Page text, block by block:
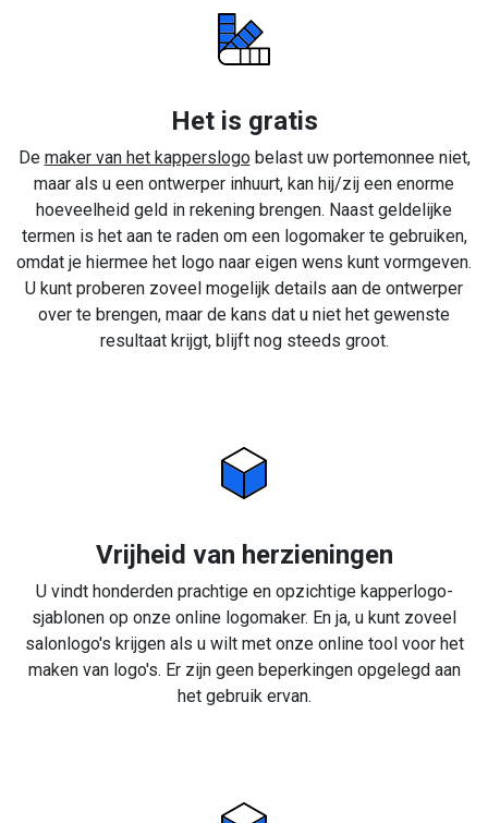
Het is gratis
De maker van het kapperslogobelast uw portemonnee niet,
maar als u een ontwerper inhuurt, kan hij/zij een enorme
hoeveelheid geld in rekening brengen. Naast geldelijke
termen is het aan te raden om een logomaker te gebruiken,
omdat je hiermee het logo naar eigen wens kunt vormgeven.
U kunt proberen zoveel mogelijk details aan de ontwerper
over te brengen, maar de kans dat u niet het gewenste
resultaat krijgt, blijft nog steeds groot.
Vrijheid van herzieningen
U vindt honderden prachtige en opzichtige kapperlogo-
sjablonen op onze online logomaker. En ja, u kunt zoveel
salonlogo's krijgen als u wilt met onze online tool voor het
maken van logo's. Er zijn geen beperkingen opgelegd aan
het gebruik ervan.